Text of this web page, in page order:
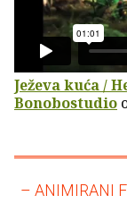
Ježeva kuća /
Bonobostudio
– ANIMIRANI